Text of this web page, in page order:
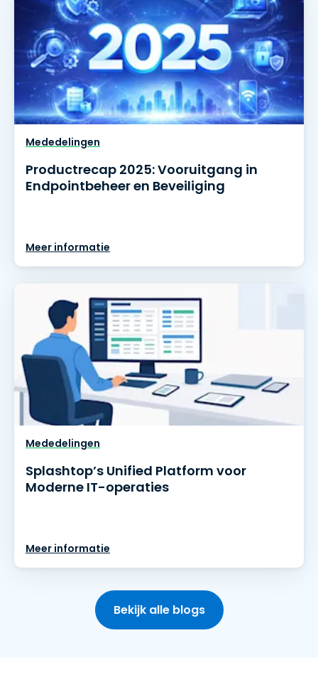
Mededelingen
Productrecap 2025: Vooruitgang in
Endpointbeheer en Beveiliging
Meer informatie
Mededelingen
Splashtop’s Unified Platform voor
Moderne IT-operaties
Meer informatie
Bekijk alle blogs